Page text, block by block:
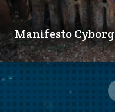
Manifesto Cyborg